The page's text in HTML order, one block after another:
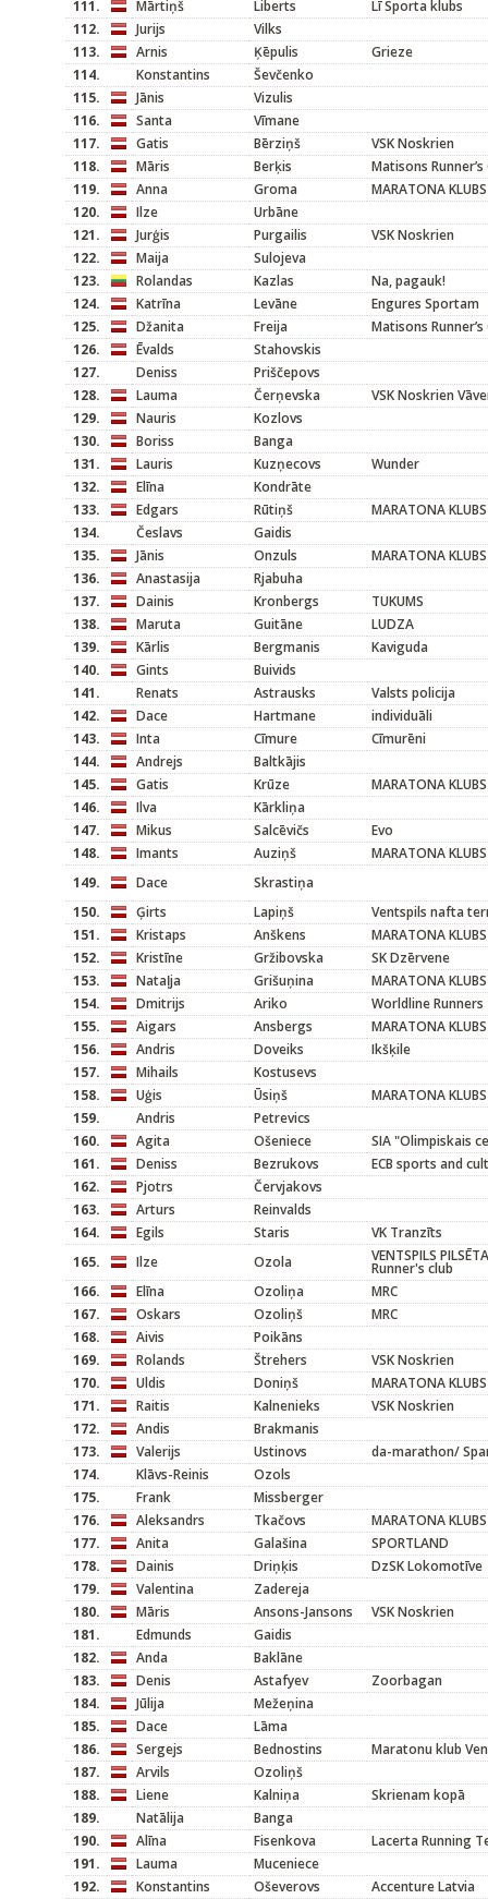
111. Mārtiņš Liberts
Lī Sporta klubs
112.
Jurijs
Vilks
113.
Arnis Ķēpulis
Grieze
114.
Konstantins
Ševčenko
115.
Jānis
Vizulis
116.
Santa
Vīmane
117.
Gatis Bērziņš
VSK Noskrien
118.
Māris Berķis
Matisons Runner’s
119.
Anna Groma
MARATONA KLUBS
120.
Ilze
Urbāne
121.
Jurģis Purgailis
VSK Noskrien
122.
Maija
Sulojeva
123.
Rolandas Kazlas
Na, pagauk!
124.
Katrīna Levāne
Engures Sportam
125.
Džanita Freija
Matisons Runner’s
126.
Ēvalds
Stahovskis
127.
Deniss
Priščepovs
128.
Lauma Čerņevska
VSK Noskrien
129.
Nauris
Kozlovs
130.
Boriss
Banga
131.
Lauris Kuzņecovs
Wunder
132.
Elīna
Kondrāte
133.
Edgars Rūtiņš
MARATONA KLUBS
134.
Česlavs
Gaidis
135.
Jānis Onzuls
MARATONA KLUBS
136.
Anastasija
Rjabuha
137.
Dainis Kronbergs
TUKUMS
138.
Maruta Guitāne
LUDZA
139.
Kārlis Bergmanis
Kaviguda
140.
Gints
Buivids
141.
Renats Astrausks
Valsts policija
142.
Dace Hartmane
individuāli
143.
Inta Cīmure
Cīmurēni
144.
Andrejs
Baltkājis
145.
Gatis Krūze
MARATONA
146.
Ilva
Kārkliņa
147.
Mikus Salcēvičs
Evo
148.
Imants Auziņš
MARATONA KLUBS
149.
Dace
Skrastiņa
150.
Ģirts Lapiņš
Ventspils nafta
151.
Kristaps Anškens
MARATONA KLUBS
152.
Kristīne Gržibovska
SK Dzērvene
153.
Nataļja Grišuņina
MARATONA KLUBS
154.
Dmitrijs Ariko
Worldline Runners
155.
Aigars Ansbergs
MARATONA KLUBS
156.
Andris Doveiks
Ikšķile
157.
Mihails
Kostusevs
158.
Uģis Ūsiņš
MARATONA KLUBS
159.
Andris
Petrevics
160.
Agita Ošeniece
SIA "Olimpiskais
161.
Deniss Bezrukovs
ECB sports and
162.
Pjotrs
Červjakovs
163.
Arturs
Reinvalds
164.
Egils Staris
VK Tranzīts
165.
Ilze Ozola VENTSPILS
Runner's club
166.
Elīna Ozoliņa
MRC
167.
Oskars Ozoliņš
MRC
168.
Aivis
Poikāns
169.
Rolands Štrehers
VSK Noskrien
170.
Uldis Doniņš
MARATONA KLUBS
171.
Raitis Kalnenieks
VSK Noskrien
172.
Andis
Brakmanis
173.
Valerijs Ustinovs
da-marathon/
174.
Klāvs-Reinis
Ozols
175.
Frank
Missberger
176.
Aleksandrs Tkačovs
MARATONA KLUBS
177.
Anita Galašina
SPORTLAND
178.
Dainis Driņķis
DzSK Lokomotīve
179.
Valentina
Zadereja
180.
Māris Ansons-Jansons
VSK Noskrien
181.
Edmunds
Gaidis
182.
Anda
Baklāne
183.
Denis Astafyev
Zoorbagan
184.
Jūlija
Mežeņina
185.
Dace
Lāma
186.
Sergejs Bednostins
Maratonu klub
187.
Arvils
Ozoliņš
188.
Liene Kalniņa
Skrienam kopā
189.
Natālija
Banga
190.
Alīna Fisenkova
Lacerta Running
191.
Lauma
Muceniece
192.
Konstantins Oševerovs
Accenture Latvia